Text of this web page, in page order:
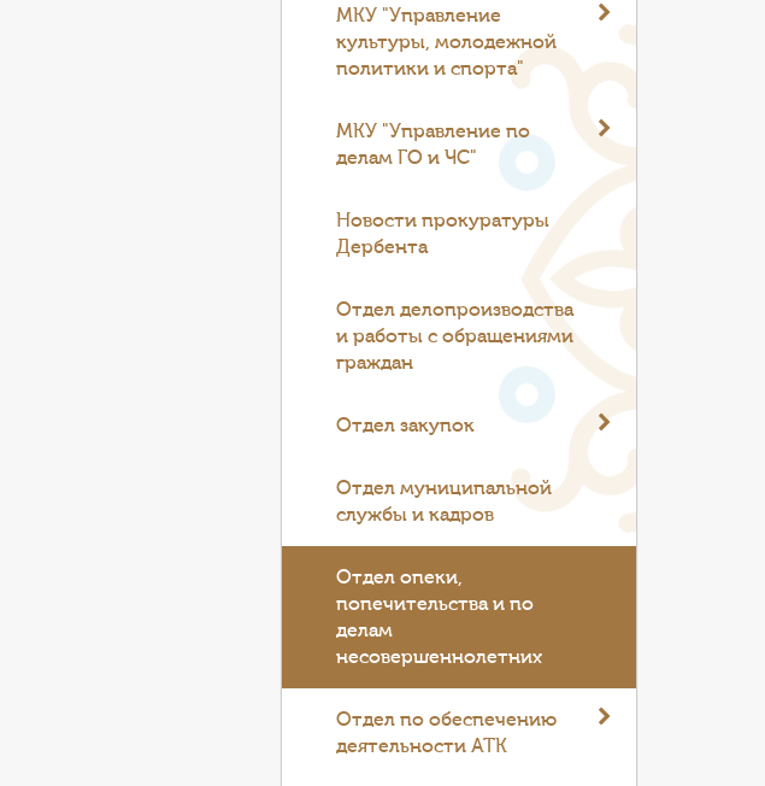
МКУ "Управление
культуры, молодежной
политики и спорта"
МКУ "Управление по
делам ГО и ЧС"
Новости прокуратуры
Дербента
Отдел делопроизводства
и работы с обращениями
граждан
Отдел закупок
Отдел муниципальной
службы и кадров
Отдел опеки,
попечительства и по
делам
несовершеннолетних
Отдел по обеспечению
деятельности АТК